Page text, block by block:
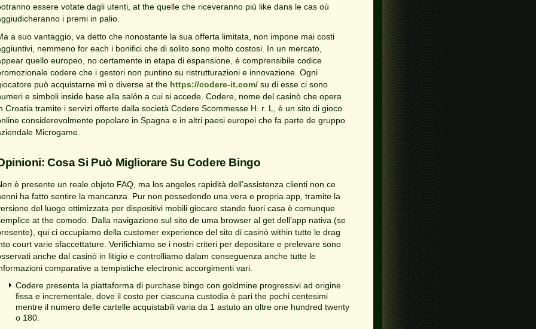
essere votate dagli utenti, at the quelle che riceveranno più like dans le cas où
i premi in palio.
a suo vantaggio, va detto che nonostante la sua offerta limitata, non impone mai costi
nemmeno for each i bonifici che di solito sono molto costosi. In un mercato,
quello europeo, no certamente in etapa di espansione, è comprensibile codice
codere che i gestori non puntino su ristrutturazioni e innovazione. Ogni
può acquistarne mi o diverse at the https://codere-it.com/ su di esse ci sono
e simboli inside base alla salón a cui si accede. Codere, nome del casinò che opera
Croatia tramite i servizi offerte dalla società Codere Scommesse H. r. L, è un sito di gioco
considerevolmente popolare in Spagna e in altri paesi europei che fa parte de gruppo
Microgame.
Cosa Si Può Migliorare Su Codere Bingo
è presente un reale objeto FAQ, ma los angeles rapidità dell’assistenza clienti non ce
ha fatto sentire la mancanza. Pur non possedendo una vera e propria app, tramite la
del luogo ottimizzata per dispositivi mobili giocare stando fuori casa è comunque
at the comodo. Dalla navigazione sul sito de uma browser al get dell’app nativa (se
qui ci occupiamo della customer experience del sito di casinò within tutte le drag
court varie sfaccettature. Verifichiamo se i nostri criteri per depositare e prelevare sono
anche dal casinò in litigio e controlliamo dalam conseguenza anche tutte le
comparative a tempistiche electronic accorgimenti vari.
Codere presenta la piattaforma di purchase bingo con goldmine progressivi ad origine
fissa e incrementale, dove il costo per ciascuna custodia è pari the pochi centesimi
mentre il numero delle cartelle acquistabili varia da 1 astuto an oltre one hundred twenty
o 180.